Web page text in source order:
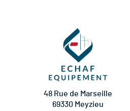
48 Rue de Marseille
69330 Meyzieu